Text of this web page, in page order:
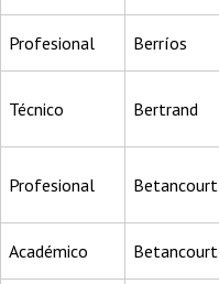
Profesional Berríos
Técnico Bertrand
Profesional Betancourt
Académico Betancourt